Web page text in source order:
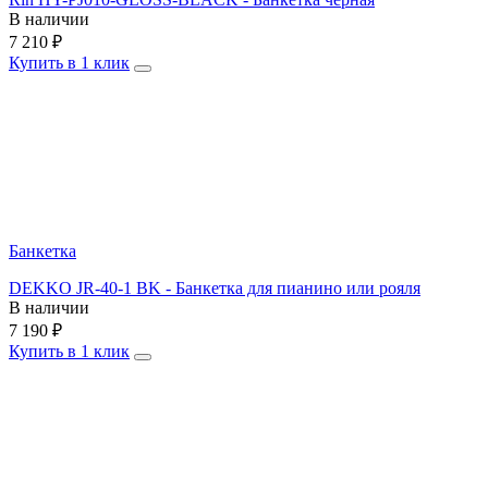
В наличии
7 210 ₽
Купить в 1 клик
Банкетка
DEKKO JR-40-1 BK - Банкетка для пианино или рояля
В наличии
7 190 ₽
Купить в 1 клик